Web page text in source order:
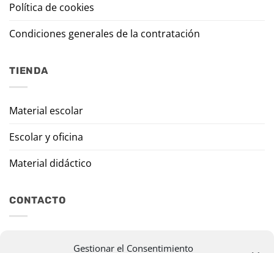
Gestionar el Consentimiento
Política de cookies
Condiciones generales de la contratación
TIENDA
Material escolar
Escolar y oficina
Material didáctico
CONTACTO